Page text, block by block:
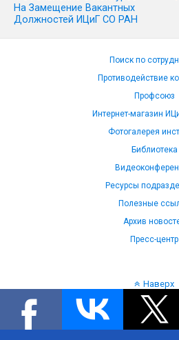
На Замещение Вакантных
Должностей ИЦиГ СО РАН
Поиск по
Противодействие
Профсоюз
Интернет-магазин
Фотогалерея
Библиотека
Ресурсы
Полезные
Архив
Пресс-центр
Наверх